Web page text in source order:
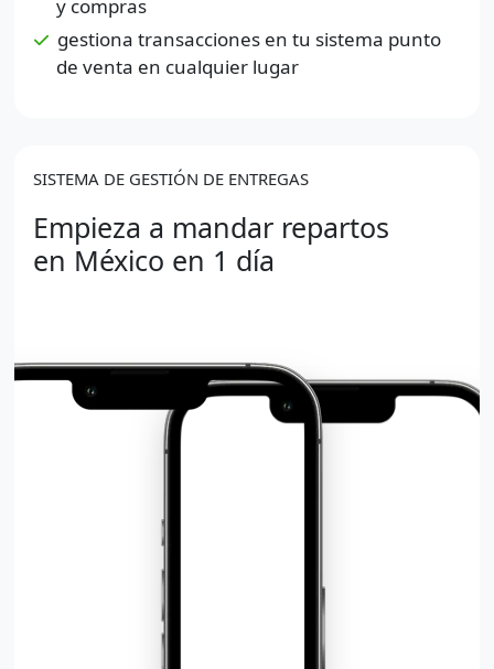
y compras
gestiona transacciones en tu sistema punto
de venta en cualquier lugar
SISTEMA DE GESTIÓN DE ENTREGAS
Empieza a mandar repartos
en México en 1 día